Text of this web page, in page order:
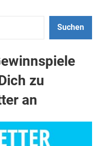
Suchen
zu
an